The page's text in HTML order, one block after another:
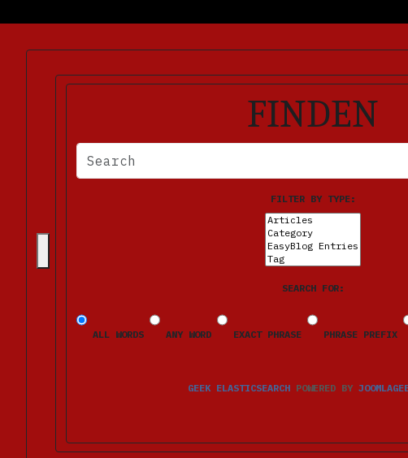
FINDEN
BITTE FÜLLEN SIE DIE ERFORDERLICHEN FELDER AUS.
FILTER BY TYPE:
SEARCH FOR:
ALL WORDS ANY WORD EXACT PHRASE PHRASE PREFIX
GEEK ELASTICSEARCH POWERED BY